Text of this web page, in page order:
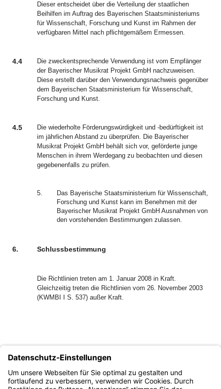
Dieser entscheidet über die Verteilung der staatlichen
Beihilfen im Auftrag des Bayerischen Staatsministeriums
für Wissenschaft, Forschung und Kunst im Rahmen der
verfügbaren Mittel nach pflichtgemäßem Ermessen.
4.4
Die zweckentsprechende Verwendung ist vom Empfänger
der Bayerischer Musikrat Projekt GmbH nachzuweisen.
Diese erstellt darüber den Verwendungsnachweis gegenüber
dem Bayerischen Staatsministerium für Wissenschaft,
Forschung und Kunst.
4.5
Die wiederholte Förderungswürdigkeit und -bedürftigkeit ist
im jährlichen Abstand zu überprüfen. Die Bayerischer
Musikrat Projekt GmbH behält sich vor, geförderte junge
Menschen in ihrem Werdegang zu beobachten und diesen
gegebenenfalls zu prüfen.
5.
Das Bayerische Staatsministerium für Wissenschaft,
Forschung und Kunst kann im Benehmen mit der
Bayerischer Musikrat Projekt GmbH Ausnahmen von
den vorstehenden Bestimmungen zulassen.
6. Schlussbestimmung
Die Richtlinien treten am 1. Januar 2008 in Kraft.
Gleichzeitig treten die Richtlinien vom 26. November 2003
(KWMBI I S. 537) außer Kraft.
Dr. Friedrich Wilhelm Rothenpieler
Ministerialdirektor